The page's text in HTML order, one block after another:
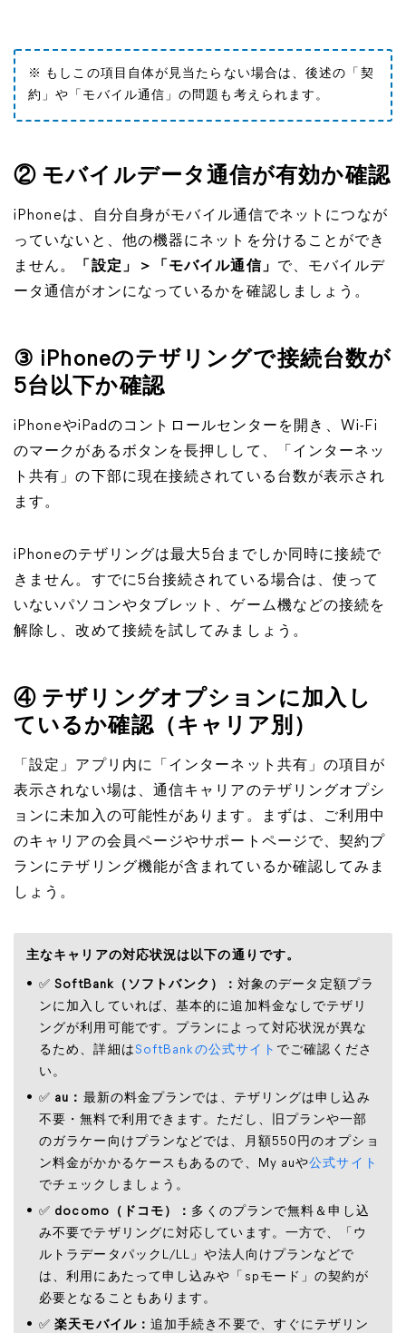
※ もしこの項目自体が見当たらない場合は、後述の「契
約」や「モバイル通信」の問題も考えられます。
② モバイルデータ通信が有効か確認
iPhoneは、自分自身がモバイル通信でネットにつなが
っていないと、他の機器にネットを分けることができ
ません。
「設定」＞「モバイル通信」 で、モバイルデ
ータ通信がオンになっているかを確認しましょう。
③ iPhoneのテザリングで接続台数が
5台以下か確認
iPhoneやiPadのコントロールセンターを開き、Wi-Fi
のマークがあるボタンを長押しして、「インターネッ
ト共有」の下部に現在接続されている台数が表示され
ます。
iPhoneのテザリングは最大5台までしか同時に接続で
きません。すでに5台接続されている場合は、使って
いないパソコンやタブレット、ゲーム機などの接続を
解除し、改めて接続を試してみましょう。
④ テザリングオプションに加入し
ているか確認（キャリア別）
「設定」アプリ内に「インターネット共有」の項目が
表示されない場は、通信キャリアのテザリングオプシ
ョンに未加入の可能性があります。まずは、ご利用中
のキャリアの会員ページやサポートページで、契約プ
ランにテザリング機能が含まれているか確認してみま
しょう。
主なキャリアの対応状況は以下の通りです。
✅SoftBank（ソフトバンク）： 対象のデータ定額プラ
ンに加入していれば、基本的に追加料金なしでテザリ
ングが利用可能です。プランによって対応状況が異な
るため、詳細はSoftBankの公式サイト でご確認くださ
い。
✅ au： 最新の料金プランでは、テザリングは申し込み
不要・無料で利用できます。ただし、旧プランや一部
のガラケー向けプランなどでは、月額550円のオプショ
ン料金がかかるケースもあるので、My auや公式サイト
でチェックしましょう。
✅ docomo（ドコモ）： 多くのプランで無料＆申し込
み不要でテザリングに対応しています。一方で、「ウ
ルトラデータパックL/LL」や法人向けプランなどで
は、利用にあたって申し込みや「spモード」の契約が
必要となることもあります。
✅楽天モバイル： 追加手続き不要で、すぐにテザリン